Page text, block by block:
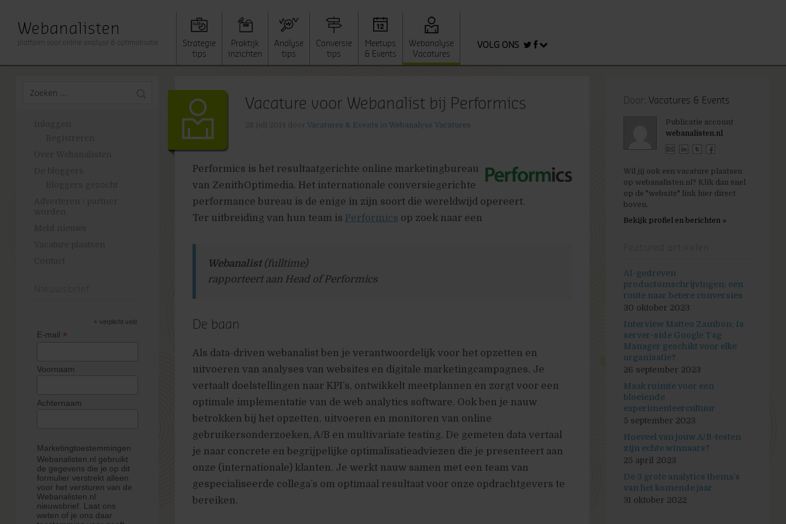
Webanalisten
platform voor online analyse & optimalisatie
Strategie
tips
Praktijk
inzichten
Analyse
tips
Conversie
tips
Meetups
& Events
Webanalyse
Vacatures
VOLG ONS
* verplicht veld
E-mail *
Voornaam
Achternaam
Marketingtoestemmingen
Webanalisten.nl gebruikt
de gegevens die je op dit
formulier verstrekt alleen
voor het versturen van de
Webanalisten.nl
nieuwsbrief. Laat ons
weten of je ons daar
Vacature voor Webanalist bij Performics
Vacatures & Events Webanalyse Vacatures
Performics is het resultaatgerichte online marketingbureau
van ZenithOptimedia. Het internationale conversiegerichte
performance bureau is de enige in zijn soort die wereldwijd opereert.
Ter uitbreiding van hun team is Performics op zoek naar een
Webanalist(fulltime)
rapporteert aan Head of Performics
De baan
Als data-driven webanalist ben je verantwoordelijk voor het opzetten en
uitvoeren van analyses van websites en digitale marketingcampagnes. Je
vertaalt doelstellingen naar KPI’s, ontwikkelt meetplannen en zorgt voor een
optimale implementatie van de web analytics software. Ook ben je nauw
betrokken bij het opzetten, uitvoeren en monitoren van online
gebruikersonderzoeken, A/B en multivariate testing. De gemeten data vertaal
je naar concrete en begrijpelijke optimalisatieadviezen die je presenteert aan
onze (internationale) klanten. Je werkt nauw samen met een team van
gespecialiseerde collega’s om optimaal resultaat voor onze opdrachtgevers te
bereiken.
Door: Vacatures & Events
Publicatie account
webanalisten.nl
Wil jij ook een vacature plaatsen
op webanalisten.nl? Klik dan snel
op de "website" link hier direct
boven.
Bekijk profiel en berichten »
AI-gedreven
productomschrijvingen: een
route naar betere conversies
30 oktober 2023
Interview Matteo Zambon: Is
server-side Google Tag
Manager geschikt voor elke
organisatie?
26 september 2023
Maak ruimte voor een
bloeiende
experimenteercultuur
5 september 2023
Hoeveel van jouw A/B-testen
zijn echte winnaars?
25 april 2023
De 3 grote analytics thema’s
van het komende jaar
31 oktober 2022